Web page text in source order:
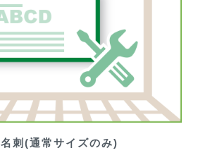
名刺(通常サイズのみ)